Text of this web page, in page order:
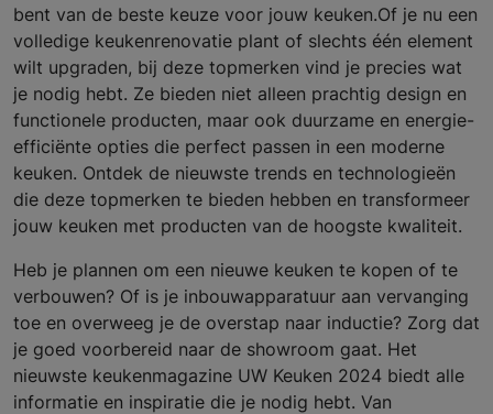
bent van de beste keuze voor jouw keuken.Of je nu een
volledige keukenrenovatie plant of slechts één element
wilt upgraden, bij deze topmerken vind je precies wat
je nodig hebt. Ze bieden niet alleen prachtig design en
functionele producten, maar ook duurzame en energie-
efficiënte opties die perfect passen in een moderne
keuken. Ontdek de nieuwste trends en technologieën
die deze topmerken te bieden hebben en transformeer
jouw keuken met producten van de hoogste kwaliteit.
Heb je plannen om een nieuwe keuken te kopen of te
verbouwen? Of is je inbouwapparatuur aan vervanging
toe en overweeg je de overstap naar inductie? Zorg dat
je goed voorbereid naar de showroom gaat. Het
nieuwste keukenmagazine UW Keuken 2024 biedt alle
informatie en inspiratie die je nodig hebt. Van